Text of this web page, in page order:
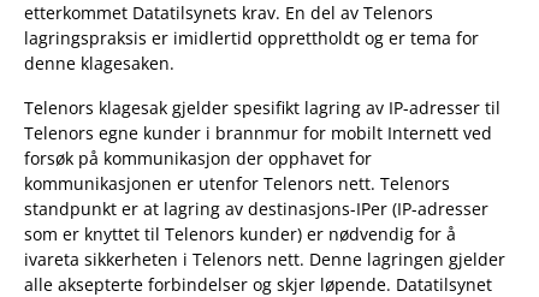
etterkommet Datatilsynets krav. En del av Telenors
lagringspraksis er imidlertid opprettholdt og er tema for
denne klagesaken.
Telenors klagesak gjelder spesifikt lagring av IP-adresser til
Telenors egne kunder i brannmur for mobilt Internett ved
forsøk på kommunikasjon der opphavet for
kommunikasjonen er utenfor Telenors nett. Telenors
standpunkt er at lagring av destinasjons-IPer (IP-adresser
som er knyttet til Telenors kunder) er nødvendig for å
ivareta sikkerheten i Telenors nett. Denne lagringen gjelder
alle aksepterte forbindelser og skjer løpende. Datatilsynet